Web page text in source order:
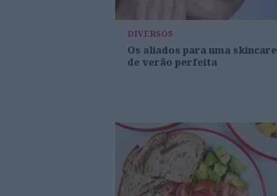
DIVERSOS
Os aliados para uma skincare
de verão perfeita